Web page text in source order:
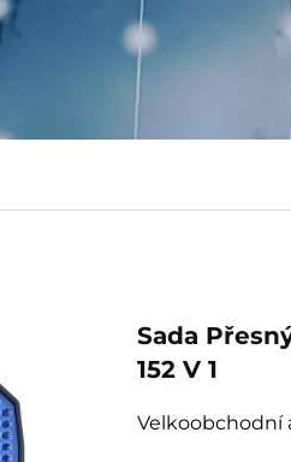
Sada
152 V 1
Velkoobchodní